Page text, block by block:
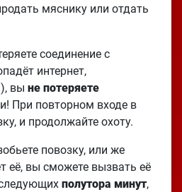
мяснику или отдать
соединение с
интернет,
вы не потеряете
При повторном входе в
и продолжайте охоту.
повозку, или же
её, вы сможете вызвать её
полутора минут,